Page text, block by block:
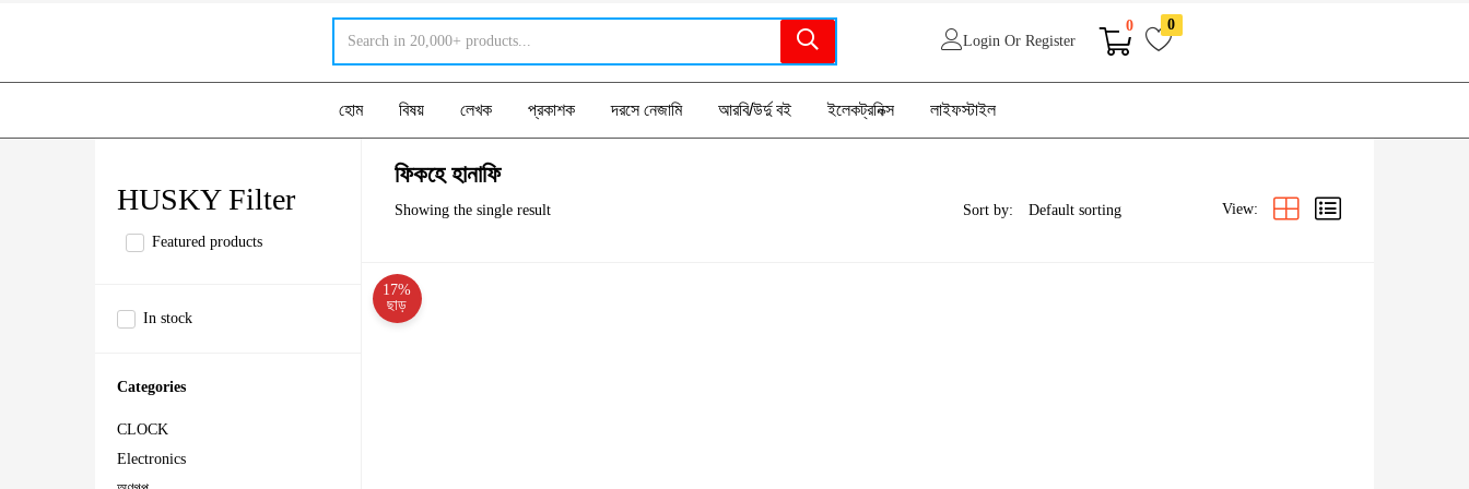
Login Or Register
0 0
হোম বিষয় লেখক প্রকাশক দরসে নেজামি আরবি/উর্দু বই ইলেকট্রনিক্স লাইফস্টাইল
HUSKY Filter
Featured products
In stock
Categories
CLOCK
Electronics
ফিকহে হানাফি
Showing the single result Sort by: View:
17%
ছাড়